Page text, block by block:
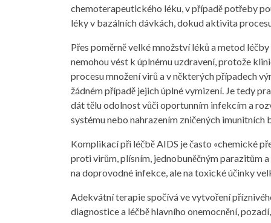
chemoterapeutického léku, v případě potřeby
léky v bazálních dávkách, dokud aktivita
Přes poměrně velké množství léků a metod
nemohou vést k úplnému uzdravení, protože
procesu množení virů a v některých případech
žádném případě jejich úplné vymizení. Je tedy
dát tělu odolnost vůči oportunním infekcím a
systému nebo nahrazením zničených imunitních
Komplikací při léčbě AIDS je často «chemické
proti virům, plísním, jednobuněčným parazitům
na doprovodné infekce, ale na toxické účinky
Adekvátní terapie spočívá ve vytvoření
diagnostice a léčbě hlavního onemocnění,